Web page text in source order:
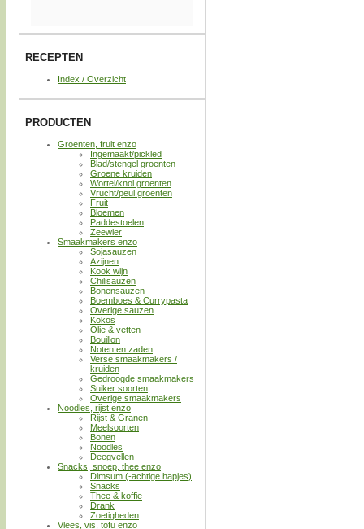
RECEPTEN
Index / Overzicht
PRODUCTEN
Groenten, fruit enzo
Ingemaakt/pickled
Blad/stengel groenten
Groene kruiden
Wortel/knol groenten
Vrucht/peul groenten
Fruit
Bloemen
Paddestoelen
Zeewier
Smaakmakers enzo
Sojasauzen
Azijnen
Kook wijn
Chilisauzen
Bonensauzen
Boemboes & Currypasta
Overige sauzen
Kokos
Olie & vetten
Bouillon
Noten en zaden
Verse smaakmakers /
kruiden
Gedroogde smaakmakers
Suiker soorten
Overige smaakmakers
Noodles, rijst enzo
Rijst & Granen
Meelsoorten
Bonen
Noodles
Deegvellen
Snacks, snoep, thee enzo
Dimsum (-achtige hapjes)
Snacks
Thee & koffie
Drank
Zoetigheden
Vlees, vis, tofu enzo